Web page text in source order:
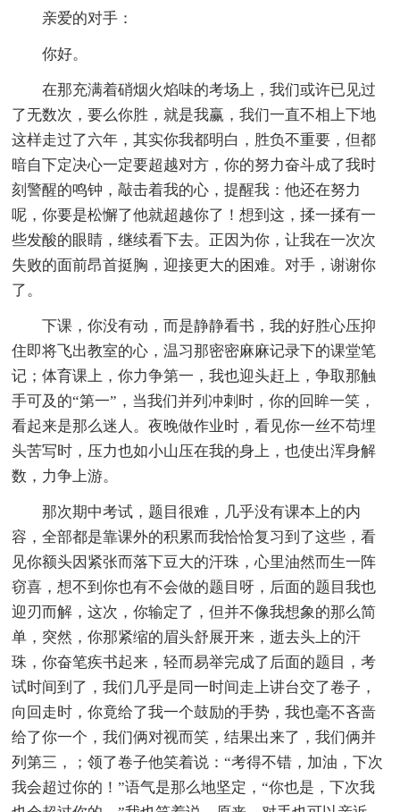
亲爱的对手：
你好。
在那充满着硝烟火焰味的考场上，我们或许已见过
了无数次，要么你胜，就是我赢，我们一直不相上下地
这样走过了六年，其实你我都明白，胜负不重要，但都
暗自下定决心一定要超越对方，你的努力奋斗成了我时
刻警醒的鸣钟，敲击着我的心，提醒我：他还在努力
呢，你要是松懈了他就超越你了！想到这，揉一揉有一
些发酸的眼睛，继续看下去。正因为你，让我在一次次
失败的面前昂首挺胸，迎接更大的困难。对手，谢谢你
了。
下课，你没有动，而是静静看书，我的好胜心压抑
住即将飞出教室的心，温习那密密麻麻记录下的课堂笔
记；体育课上，你力争第一，我也迎头赶上，争取那触
手可及的“第一”，当我们并列冲刺时，你的回眸一笑，
看起来是那么迷人。夜晚做作业时，看见你一丝不苟埋
头苦写时，压力也如小山压在我的身上，也使出浑身解
数，力争上游。
那次期中考试，题目很难，几乎没有课本上的内
容，全部都是靠课外的积累而我恰恰复习到了这些，看
见你额头因紧张而落下豆大的汗珠，心里油然而生一阵
窃喜，想不到你也有不会做的题目呀，后面的题目我也
迎刃而解，这次，你输定了，但并不像我想象的那么简
单，突然，你那紧缩的眉头舒展开来，逝去头上的汗
珠，你奋笔疾书起来，轻而易举完成了后面的题目，考
试时间到了，我们几乎是同一时间走上讲台交了卷子，
向回走时，你竟给了我一个鼓励的手势，我也毫不吝啬
给了你一个，我们俩对视而笑，结果出来了，我们俩并
列第三，；领了卷子他笑着说：“考得不错，加油，下次
我会超过你的！”语气是那么地坚定，“你也是，下次我